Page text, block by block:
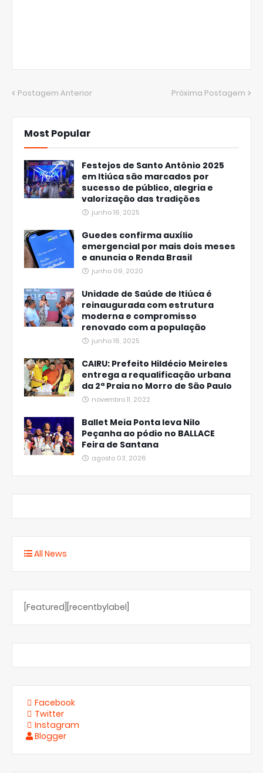
Postagem Anterior Próxima Postagem
Most Popular
Festejos de Santo Antônio 2025
em Itiúca são marcados por
sucesso de público, alegria e
valorização das tradições
junho 16, 2025
Guedes confirma auxílio
emergencial por mais dois meses
e anuncia o Renda Brasil
junho 09, 2020
Unidade de Saúde de Itiúca é
reinaugurada com estrutura
moderna e compromisso
renovado com a população
junho 16, 2025
CAIRU: Prefeito Hildécio Meireles
entrega a requalificação urbana
da 2ª Praia no Morro de São Paulo
novembro 11, 2022
Ballet Meia Ponta leva Nilo
Peçanha ao pódio no BALLACE
Feira de Santana
agosto 03, 2026
All News
[Featured][recentbylabel]
Facebook
Twitter
Instagram
Blogger